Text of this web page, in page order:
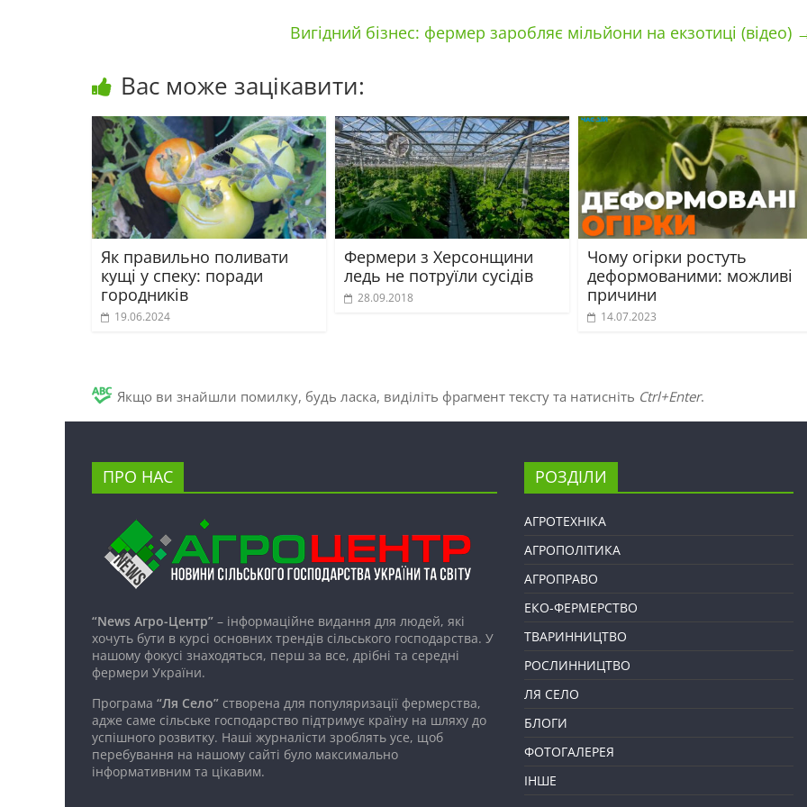
Вигідний бізнес: фермер заробляє мільйони на екзотиці (відео)
Вас може зацікавити:
Як правильно поливати
кущі у спеку: поради
городників
19.06.2024
Фермери з Херсонщини
ледь не потруїли сусідів
28.09.2018
Чому огірки ростуть
деформованими: можливі
причини
14.07.2023
Якщо ви знайшли помилку, будь ласка, виділіть фрагмент тексту та натисніть Ctrl+Enter.
ПРО НАС
“News Агро-Центр” – інформаційне видання для людей, які
хочуть бути в курсі основних трендів сільського господарства. У
нашому фокусі знаходяться, перш за все, дрібні та середні
фермери України.
Програма “Ля Село” створена для популяризації фермерства,
адже саме сільське господарство підтримує країну на шляху до
успішного розвитку. Наші журналісти зроблять усе, щоб
перебування на нашому сайті було максимально
інформативним та цікавим.
РОЗДІЛИ
АГРОТЕХНІКА
АГРОПОЛІТИКА
АГРОПРАВО
ЕКО-ФЕРМЕРСТВО
ТВАРИННИЦТВО
РОСЛИННИЦТВО
ЛЯ СЕЛО
БЛОГИ
ФОТОГАЛЕРЕЯ
ІНШЕ